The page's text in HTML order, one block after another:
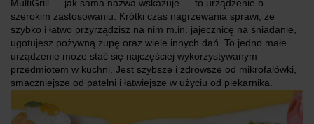
MultiGrill — jak sama nazwa wskazuje — to urządzenie o
szerokim zastosowaniu. Krótki czas nagrzewania sprawi, że
szybko i łatwo przyrządzisz na nim m.in. jajecznicę na śniadanie,
ugotujesz pożywną zupę oraz wiele innych dań. To jedno małe
urządzenie może stać się najczęściej wykorzystywanym
przedmiotem w kuchni. Jest szybsze i zdrowsze od mikrofalówki,
smaczniejsze od patelni i łatwiejsze w użyciu od piekarnika.